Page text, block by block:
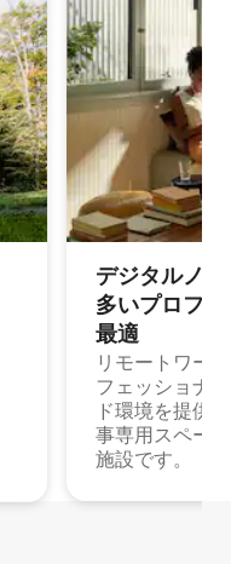
デジタルノ
多⁠いプ⁠ロ⁠フ⁠
最⁠適
リモートワー
フェッショナ
ド環境を提供
事専用スペー
施設です。